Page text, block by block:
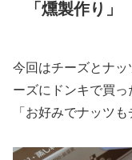
「燻製作り」
今回はチーズとナ
ーズにドンキで買っ
「お好みでナッツ